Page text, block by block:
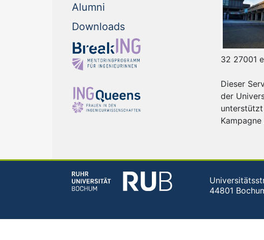
Alumni
Downloads
32 27001
Dieser
der
Kampagne
44801